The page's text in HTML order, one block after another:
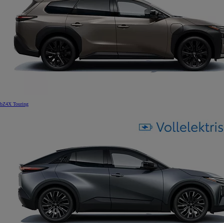
bZ4X Touring